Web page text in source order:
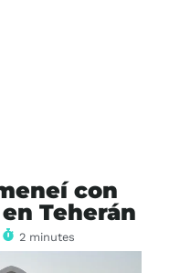
con
Teherán
2 minutes